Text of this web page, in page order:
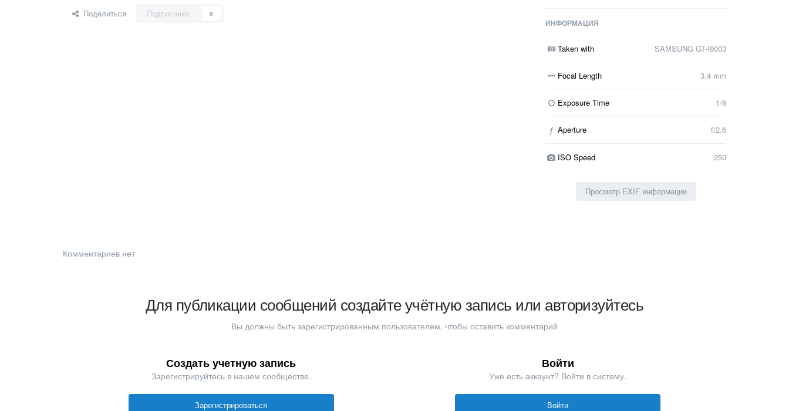
Поделиться Подписчики 0
ИНФОРМАЦИЯ
Taken with SAMSUNG GT-I9003
Focal Length 3.4 mm
Exposure Time 1/8
f Aperture f/2.6
ISO Speed 250
Просмотр EXIF информации
Комментариев нет
Для публикации сообщений создайте учётную запись или авторизуйтесь
Вы должны быть зарегистрированным пользователем, чтобы оставить комментарий
Создать учетную запись
Зарегистрируйтесь в нашем сообществе.
Зарегистрироваться
Войти
Уже есть аккаунт? Войти в систему.
Войти